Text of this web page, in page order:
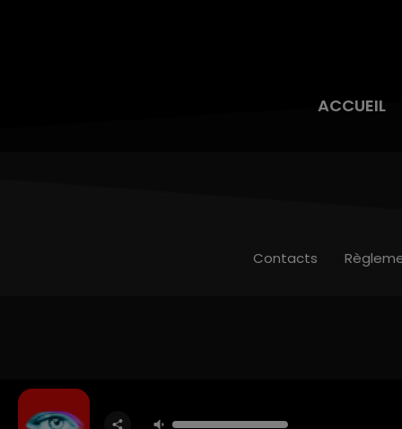
ACCUEIL
Contacts